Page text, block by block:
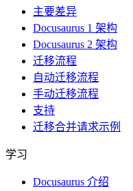
主要差异
Docusaurus 1 架构
Docusaurus 2 架构
迁移流程
自动迁移流程
手动迁移流程
支持
迁移合并请求示例
学习
Docusaurus 介绍